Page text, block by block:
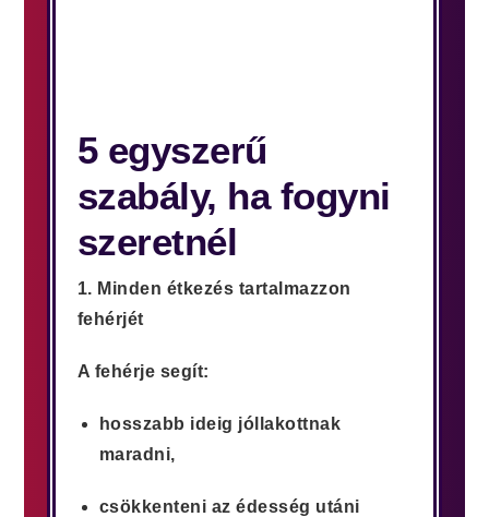
5 egyszerű
szabály, ha fogyni
szeretnél
1. Minden étkezés tartalmazzon
fehérjét
A fehérje segít:
hosszabb ideig jóllakottnak
maradni,
csökkenteni az édesség utáni